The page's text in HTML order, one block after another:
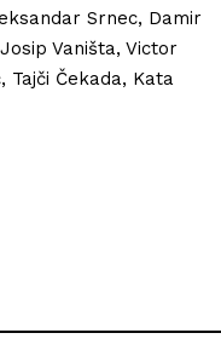
Srnec, Damir
Vaništa, Victor
Tajči Čekada, Kata